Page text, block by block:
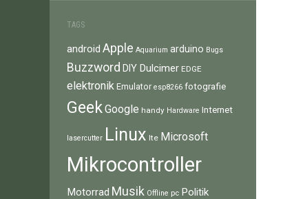
TAGS
android Apple Aquarium arduino Bugs
Buzzword DIY Dulcimer EDGE
elektronik Emulator esp8266 fotografie
GeekGoogle handy Hardware Internet
lasercutter Linux lte Microsoft
Mikrocontroller
Motorrad Musik Offline pc Politik